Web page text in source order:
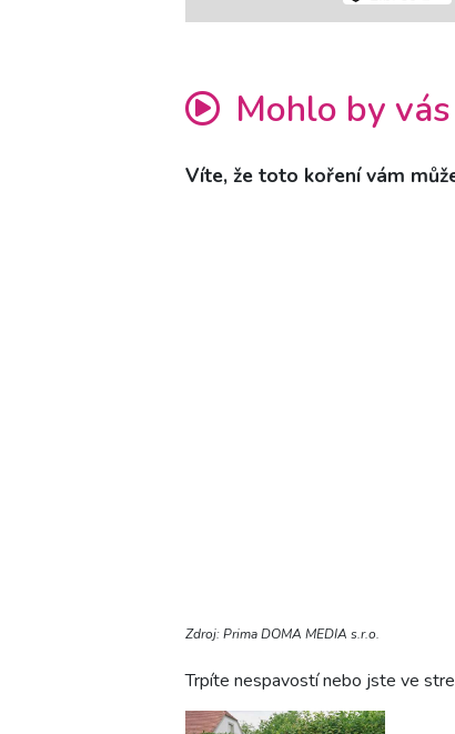
Mohlo by
Víte, že toto koření vám
Zdroj: Prima DOMA MEDIA s.r.o.
Trpíte nespavostí nebo jste ve